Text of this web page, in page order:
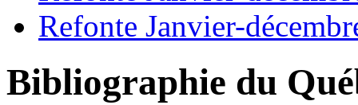
Refonte Janvier-
Bibliographie du